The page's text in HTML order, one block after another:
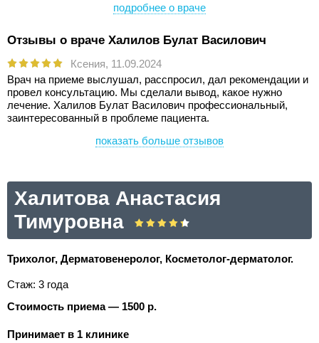
подробнее о враче
Отзывы о враче Халилов Булат Василович
Ксения, 11.09.2024
Врач на приеме выслушал, расспросил, дал рекомендации и
провел консультацию. Мы сделали вывод, какое нужно
лечение. Халилов Булат Василович профессиональный,
заинтересованный в проблеме пациента.
показать больше отзывов
Халитова Анастасия
Тимуровна
Трихолог, Дерматовенеролог, Косметолог-дерматолог.
Стаж: 3 года
Стоимость приема — 1500 р.
Принимает в 1 клинике